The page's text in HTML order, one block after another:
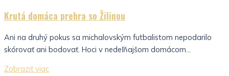
Krutá domáca prehra so Žilinou
Ani na druhý pokus sa michalovským futbalistom nepodarilo
skórovať ani bodovať. Hoci v nedeľňajšom domácom...
Zobraziť viac